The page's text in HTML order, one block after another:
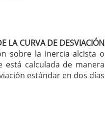
LA CURVA DE DESVIACIÓN
sobre la inercia alcista o
está calculada de manera
estándar en dos días